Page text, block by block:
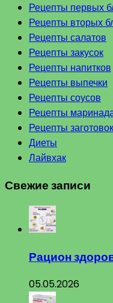
Рецепты первых
Рецепты вторых
Рецепты салатов
Рецепты закусок
Рецепты напитков
Рецепты выпечки
Рецепты соусов
Рецепты
Рецепты заготовок
Диеты
Лайвхак
Свежие записи
Рацион
05.05.2026